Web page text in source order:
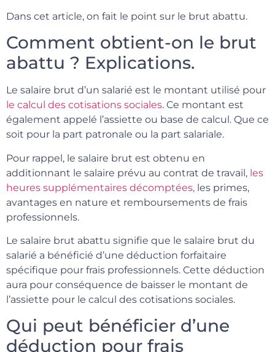
Dans cet article, on fait le point sur le brut abattu.
Comment obtient-on le brut
abattu ? Explications.
Le salaire brut d’un salarié est le montant utilisé pour
le calcul des cotisations sociales. Ce montant est
également appelé l’assiette ou base de calcul. Que ce
soit pour la part patronale ou la part salariale.
Pour rappel, le salaire brut est obtenu en
additionnant le salaire prévu au contrat de travail, les
heures supplémentaires décomptées, les primes,
avantages en nature et remboursements de frais
professionnels.
Le salaire brut abattu signifie que le salaire brut du
salarié a bénéficié d’une déduction forfaitaire
spécifique pour frais professionnels. Cette déduction
aura pour conséquence de baisser le montant de
l’assiette pour le calcul des cotisations sociales.
Qui peut bénéficier d’une
déduction pour frais